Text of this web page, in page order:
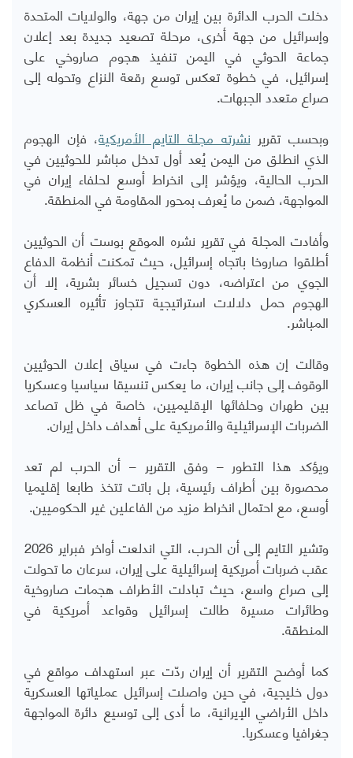
دخلت الحرب الدائرة بين إيران من جهة، والولايات المتحدة
وإسرائيل من جهة أخرى، مرحلة تصعيد جديدة بعد إعلان
جماعة الحوثي في اليمن تنفيذ هجوم صاروخي على
إسرائيل، في خطوة تعكس توسع رقعة النزاع وتحوله إلى
صراع متعدد الجبهات.
وبحسب تقرير نشرته مجلة التايم الأمريكية، فإن الهجوم
الذي انطلق من اليمن يُعد أول تدخل مباشر للحوثيين في
الحرب الحالية، ويؤشر إلى انخراط أوسع لحلفاء إيران في
المواجهة، ضمن ما يُعرف بمحور المقاومة في المنطقة.
وأفادت المجلة في تقرير نشره الموقع بوست أن الحوثيين
أطلقوا صاروخا باتجاه إسرائيل، حيث تمكنت أنظمة الدفاع
الجوي من اعتراضه، دون تسجيل خسائر بشرية، إلا أن
الهجوم حمل دلالات استراتيجية تتجاوز تأثيره العسكري
المباشر.
وقالت إن هذه الخطوة جاءت في سياق إعلان الحوثيين
الوقوف إلى جانب إيران، ما يعكس تنسيقا سياسيا وعسكريا
بين طهران وحلفائها الإقليميين، خاصة في ظل تصاعد
الضربات الإسرائيلية والأمريكية على أهداف داخل إيران.
ويؤكد هذا التطور – وفق التقرير – أن الحرب لم تعد
محصورة بين أطراف رئيسية، بل باتت تتخذ طابعا إقليميا
أوسع، مع احتمال انخراط مزيد من الفاعلين غير الحكوميين.
وتشير التايم إلى أن الحرب، التي اندلعت أواخر فبراير 2026
عقب ضربات أمريكية إسرائيلية على إيران، سرعان ما تحولت
إلى صراع واسع، حيث تبادلت الأطراف هجمات صاروخية
وطائرات مسيرة طالت إسرائيل وقواعد أمريكية في
المنطقة.
كما أوضح التقرير أن إيران ردّت عبر استهداف مواقع في
دول خليجية، في حين واصلت إسرائيل عملياتها العسكرية
داخل الأراضي الإيرانية، ما أدى إلى توسيع دائرة المواجهة
جغرافيا وعسكريا.